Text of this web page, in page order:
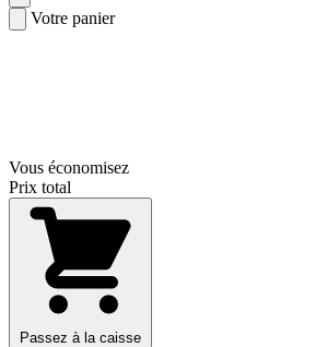
Votre panier
Vous économisez
Prix total
Passez à la caisse